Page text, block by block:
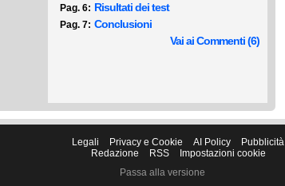
Pag. 6: Risultati dei test
Pag. 7: Conclusioni
Vai ai Commenti (6)
Legali Privacy e Cookie AI Policy
Pubblicità
Redazione
RSS
Impostazioni cookie
Passa alla versione